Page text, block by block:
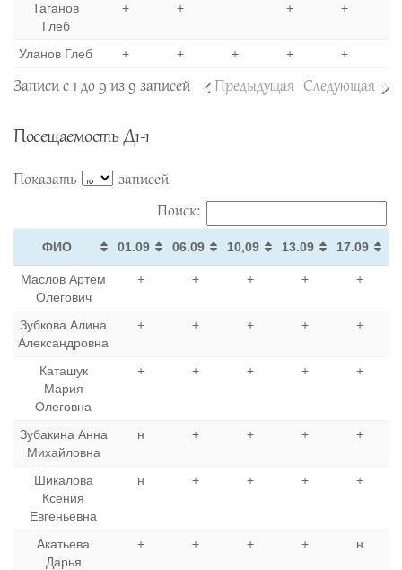
Таганов
Глеб
+ + + +
Уланов Глеб + + + + +
Записи с 1 до 9 из 9 записей Предыдущая Следующая
Посещаемость Д1-1
Показать
записей
Поиск:
ФИО 01.09 06.09 10,09 13.09 17.09
ФИО
01.09 06.09 10,09 13.09 17.09
Маслов Артём
Олегович
+ + + + +
Зубкова Алина
Александровна
+ + + + +
Каташук
Мария
Олеговна
+ + + + +
Зубакина Анна
Михайловна
н + + + +
Шикалова
Ксения
Евгеньевна
н + + + +
Акатьева
Дарья
+ + + + н